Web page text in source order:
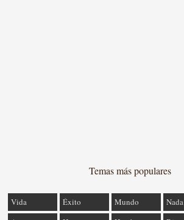
Temas más populares
Vida Éxito Mundo
Nada